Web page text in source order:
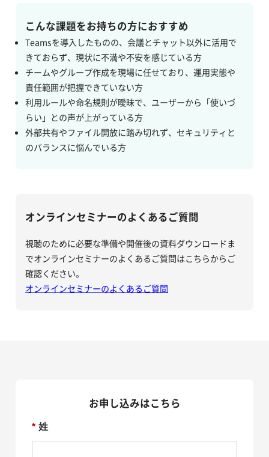
こんな課題をお持ちの方におすすめ
Teamsを導入したものの、会議とチャット以外に活用で
きておらず、現状に不満や不安を感じている方
チームやグループ作成を現場に任せており、運用実態や
責任範囲が把握できていない方
利用ルールや命名規則が曖昧で、ユーザーから「使いづ
らい」との声が上がっている方
外部共有やファイル開放に踏み切れず、セキュリティと
のバランスに悩んでいる方
オンラインセミナーのよくあるご質問
視聴のために必要な準備や開催後の資料ダウンロードま
でオンラインセミナーのよくあるご質問はこちらからご
確認ください。
オンラインセミナーのよくあるご質問
お申し込みはこちら
* 姓